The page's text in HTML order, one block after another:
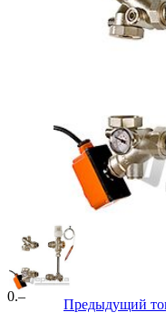
Предыдущий
0.–